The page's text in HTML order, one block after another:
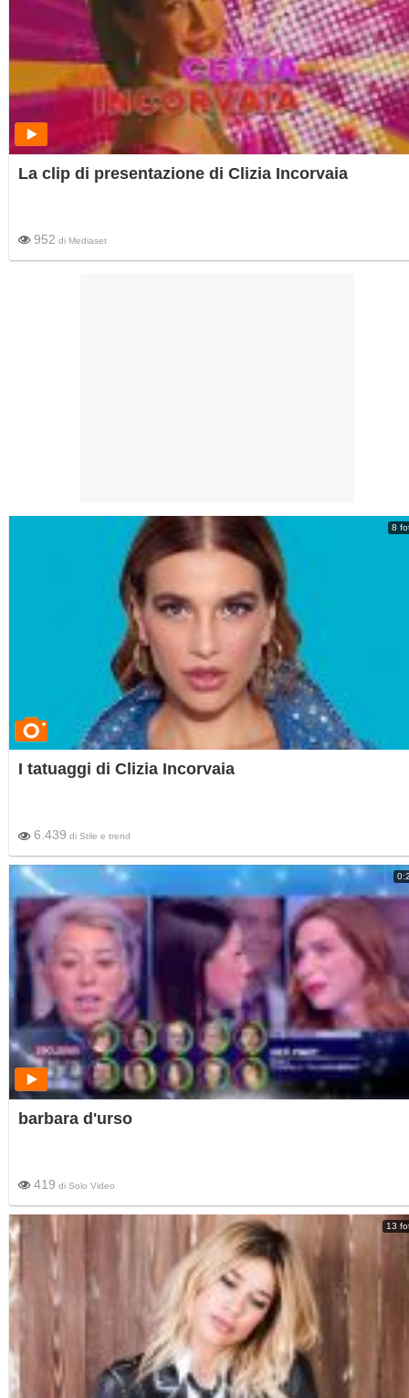
La clip di presentazione di Clizia Incorvaia
952 di Mediaset
8
I tatuaggi di Clizia Incorvaia
6.439 di Stile e trend
barbara d'urso
419 di Solo Video
13